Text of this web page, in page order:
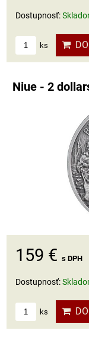
Dostupnosť:
ks DO
Niue - 2
159 € s DPH
Dostupnosť:
ks DO